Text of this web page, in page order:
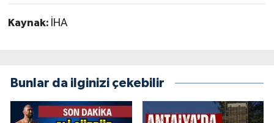
Kaynak: İHA
Bunlar da ilginizi çekebilir